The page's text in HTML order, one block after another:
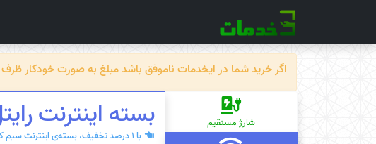
اگر خرید شما در ایخدمات ناموفق باشد مبلغ به صورت خودکار ظرف حداکثر 72 ساعت کاری به
شارژ مستقیم بسته اینترنت رایتل مدل
با 1 درصد تخفیف، بسته‌ی اینترنت سیم کارت دائمی یا اعتباری بخرید.